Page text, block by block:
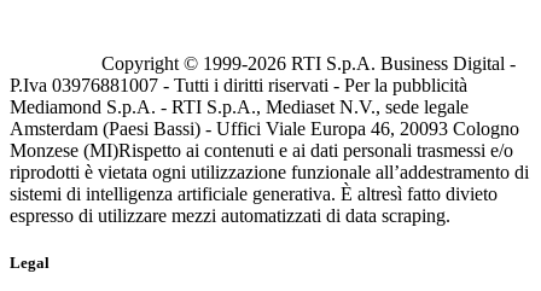
Copyright © 1999-2026 RTI S.p.A. Business Digital -
P.Iva 03976881007 - Tutti i diritti riservati - Per la pubblicità
Mediamond S.p.A. - RTI S.p.A., Mediaset N.V., sede legale
Amsterdam (Paesi Bassi) - Uffici Viale Europa 46, 20093 Cologno
Monzese (MI)Rispetto ai contenuti e ai dati personali trasmessi e/o
riprodotti è vietata ogni utilizzazione funzionale all’addestramento di
sistemi di intelligenza artificiale generativa. È altresì fatto divieto
espresso di utilizzare mezzi automatizzati di data scraping.
Legal